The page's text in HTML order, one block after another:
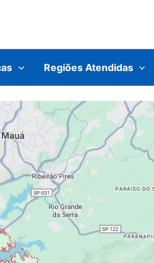
Regiões Atendidas